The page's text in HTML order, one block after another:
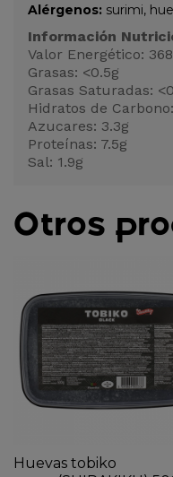
Alérgenos: surimi,
Información
Valor Energético:
Grasas: <0.5g
Grasas Saturadas:
Hidratos de
Azucares: 3.3g
Proteínas: 7.5g
Sal: 1.9g
Otros
Huevas tobiko